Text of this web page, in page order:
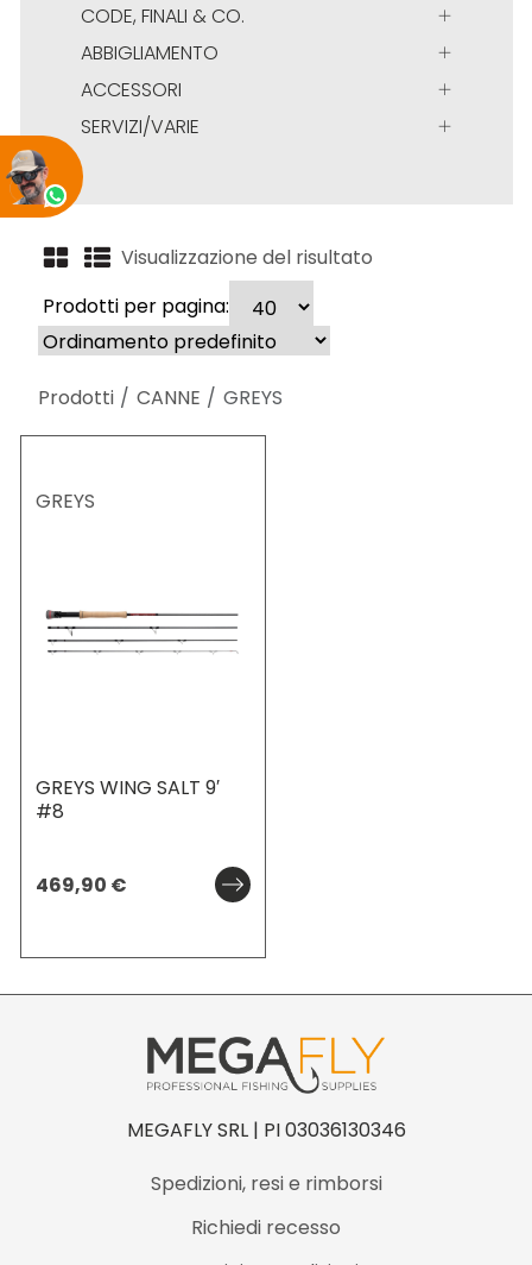
CODE, FINALI & CO.
ABBIGLIAMENTO
ACCESSORI
SERVIZI/VARIE
Visualizzazione del risultato
Prodotti per pagina:
Prodotti CANNE GREYS
GREYS
GREYS WING SALT 9′
#8
469,90 €
MEGAFLY SRL | PI 03036130346
Spedizioni, resi e rimborsi
Richiedi recesso